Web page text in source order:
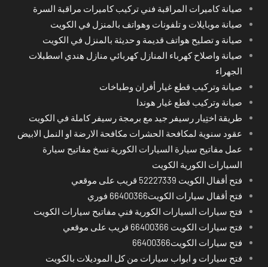
صيانة كاميرات المراقبة فني تركيب كاميرات مراقبة السرة
صيانة موبايلات و تلفونات وهواتف بالمنزل في الكويت
صيانة و تصليح هواتف قديمة و حديثة بالمنزل في الكويت
صيانة واصلاح كهرباء المنازل كهربائي منازل هندي اسطبلات
الجهراء
صيانة وتركيب قطع غيار أفران وطباخات
صيانة وتركيب قطع غيار هوندا
طريقة اختِيار رسيفر جيد مع برمجة رسيفر كاملة في الكويت
عقود سنوية لمكافحة الحشرات مكافحة الارضة او النمل الابيض
عمل مفاتيح سيارة السيارات الكورية نسخ مفاتيح سيارة
السيارات الكورية الكويت
فتح أقفال الكويت 52227339 قريب على موقعي
فتح أقفال سيارات الكويت66400366 فوري
فتح سيارات السيارات الكورية فني مفاتيح سيارات الكويت
فتح سيارات الكويت 66400366 قريب على موقعي
فتح سيارات الكويت66400366
فتح سيارات و ابواب سيارات من كل الموديلات بالكويت